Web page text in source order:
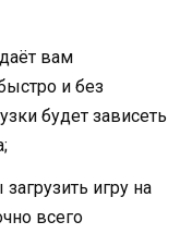
вам
и без
будет зависеть
игру на
всего